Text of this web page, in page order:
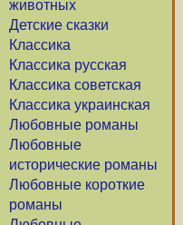
животных
Детские сказки
Классика
Классика русская
Классика советская
Классика украинская
Любовные романы
Любовные
исторические романы
Любовные короткие
романы